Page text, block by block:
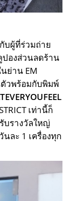
บผู้ที่ร่วมถ่าย
ปองส่วนลดร้าน
ย่าน EM
ตัวพร้อมกับพิมพ์
เท่านี้ก็
บรางวัลใหญ่
นละ 1 เครื่องทุก